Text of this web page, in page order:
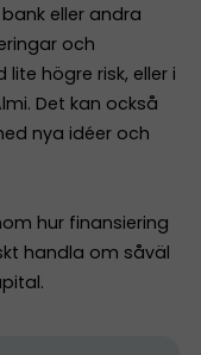
eller andra
och
högre risk, eller i
Det kan också
nya idéer och
hur finansiering
handla om såväl